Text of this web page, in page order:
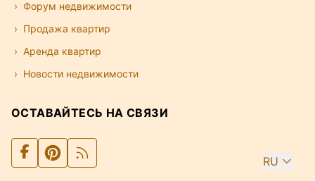
Форум недвижимости
Продажа квартир
Аренда квартир
Новости недвижимости
ОСТАВАЙТЕСЬ НА СВЯЗИ
RU